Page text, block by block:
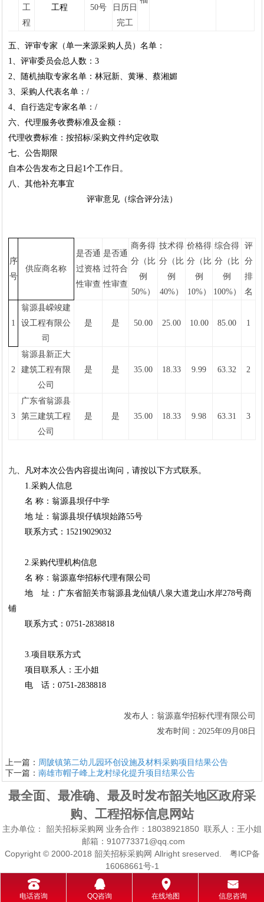
工
程
工程
50号
日历日
完工
五、评审专家（单一来源采购人员）名单：
1、评审委员会总人数：3
2、随机抽取专家名单： 林冠新、 黄琳、蔡湘媚
3、采购人代表名单： /
4、自行选定专家名单：/
六、代理服务收费标准及金额：
代理收费标准：按招标/采购文件约定收取
七、公告期限
自本公告发布之日起1个工作日。
八、其他补充事宜
评审意见（综合评分法）
序
号
供应商名称
是否通
过资格
性审查
是否通
过符合
性审查
商务得
分（比
例
50%）
技术得
分（比
例
40%）
价格得
分（比
例
10%）
综合得
分（比
例
100%）
评
分
排
名
1
翁源县嵘竣建
设工程有限公
司
是 是 50.00 25.00 10.00 85.00 1
2
翁源县新正大
建筑工程有限
公司
是 是 35.00 18.33 9.99 63.32 2
3
广东省翁源县
第三建筑工程
公司
是 是 35.00 18.33 9.98 63.31 3
九、凡对本次公告内容提出询问，请按以下方式联系。
1.采购人信息
名 称：翁源县坝仔中学
地 址：翁源县坝仔镇坝始路55号
联系方式： 15219029032
2.采购代理机构信息
名 称：翁源嘉华招标代理有限公司
地 址：广东省韶关市翁源县龙仙镇八泉大道龙山水岸278号商
铺
联系方式： 0751-2838818
3.项目联系方式
项目联系人：王小姐
电 话：0751-2838818
发布人：翁源嘉华招标代理有限公司
发布时间： 2025年09月 08 日
上一篇： 周陂镇第二幼儿园环创设施及材料采购项目结果公告
下一篇： 南雄市帽子峰上龙村绿化提升项目结果公告
最全面、最准确、最及时发布韶关地区政府采
购、工程招标信息网站
主办单位： 韶关招标采购网 业务合作：18038921850 联系人：王小姐
邮箱：910773371@qq.com
Copyright © 2000-2018 韶关招标采购网 Allright sreserved. 粤ICP备
16068661号-1
󰇯
电话咨询
󰇇
QQ咨询
󰅊
在线地图
󰄸
信息咨询